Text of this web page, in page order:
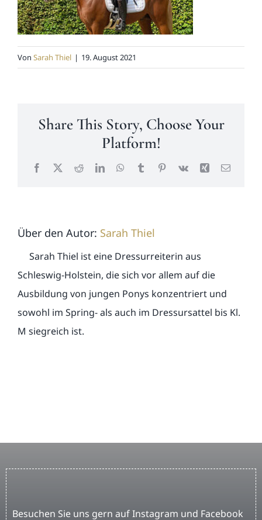
News
Kontakt
Von Sarah Thiel | 19. August 2021
Share This Story, Choose Your
Platform!
Facebook
X RedditLinkedInWhatsApp
TumblrPinterest
Vk Xing E-
Über den Autor: Sarah Thiel
Sarah Thiel ist eine Dressurreiterin aus
Schleswig-Holstein, die sich vor allem auf die
Ausbildung von jungen Ponys konzentriert und
sowohl im Spring- als auch im Dressursattel bis Kl.
M siegreich ist.
Besuchen Sie uns gern auf Instagram und Facebook